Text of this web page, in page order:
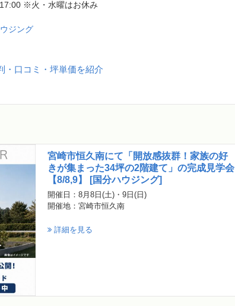
※火・水曜はお休み
ジング
・口コミ・坪単価を紹介
宮崎市恒久南にて「開放感抜群！家族の好
きが集まった34坪の2階建て」の完成見学会
【8/8,9】 [国分ハウジング]
開催日：8月8日(土)・9日(日)
開催地：宮崎市恒久南
詳細を見る